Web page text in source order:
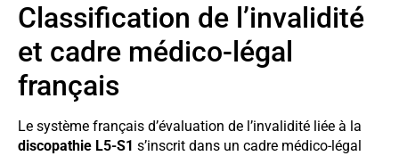
Classification de l’invalidité
et cadre médico-légal
français
Le système français d’évaluation de l’invalidité liée à la
discopathie L5-S1 s’inscrit dans un cadre médico-légal